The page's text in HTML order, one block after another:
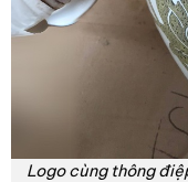
Logo cùng thông